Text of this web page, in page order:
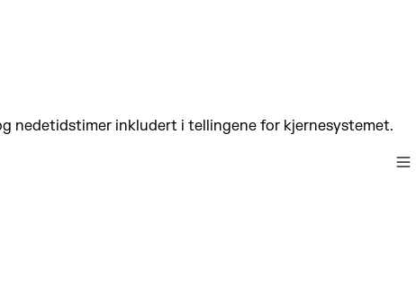
nedetidstimer inkludert i tellingene for kjernesystemet.